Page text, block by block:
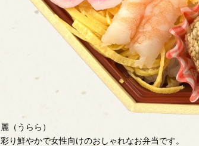
麗（うらら）
彩り鮮やかで女性向けのおしゃれなお弁当です。